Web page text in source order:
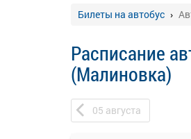
Билеты на автобус
Расписание
(Малиновка)
05 августа